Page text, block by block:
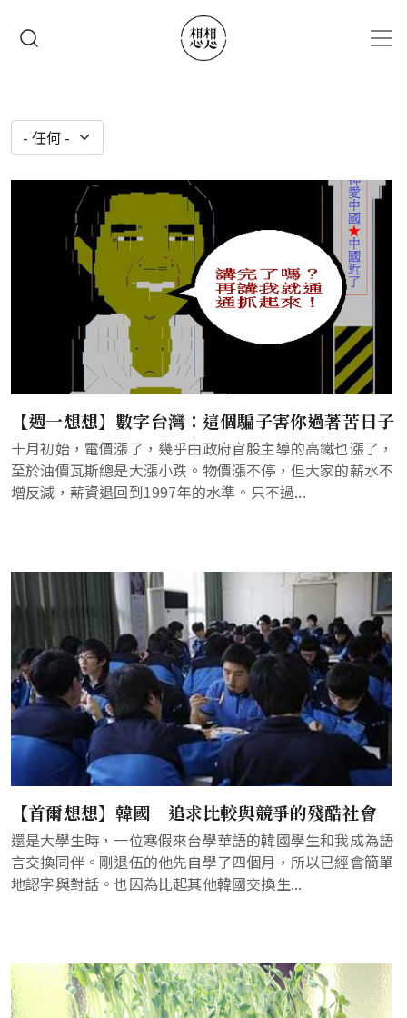
【週一想想】數字台灣：這個騙子害你過著苦日子
十月初始，電價漲了，幾乎由政府官股主導的高鐵也漲了，
至於油價瓦斯總是大漲小跌。物價漲不停，但大家的薪水不
增反減，薪資退回到1997年的水準。只不過...
【首爾想想】韓國─追求比較與競爭的殘酷社會
還是大學生時，一位寒假來台學華語的韓國學生和我成為語
言交換同伴。剛退伍的他先自學了四個月，所以已經會簡單
地認字與對話。也因為比起其他韓國交換生...